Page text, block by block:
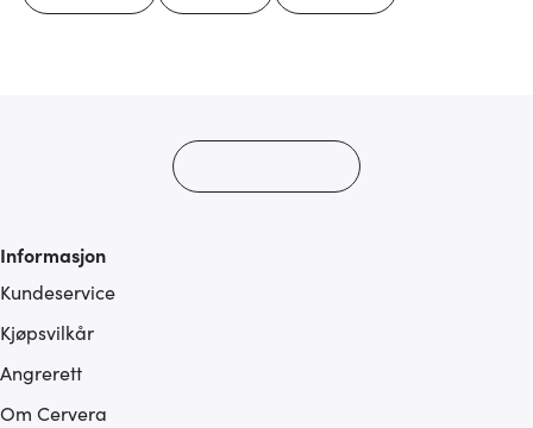
Informasjon
Kundeservice
Kjøpsvilkår
Angrerett
Om Cervera